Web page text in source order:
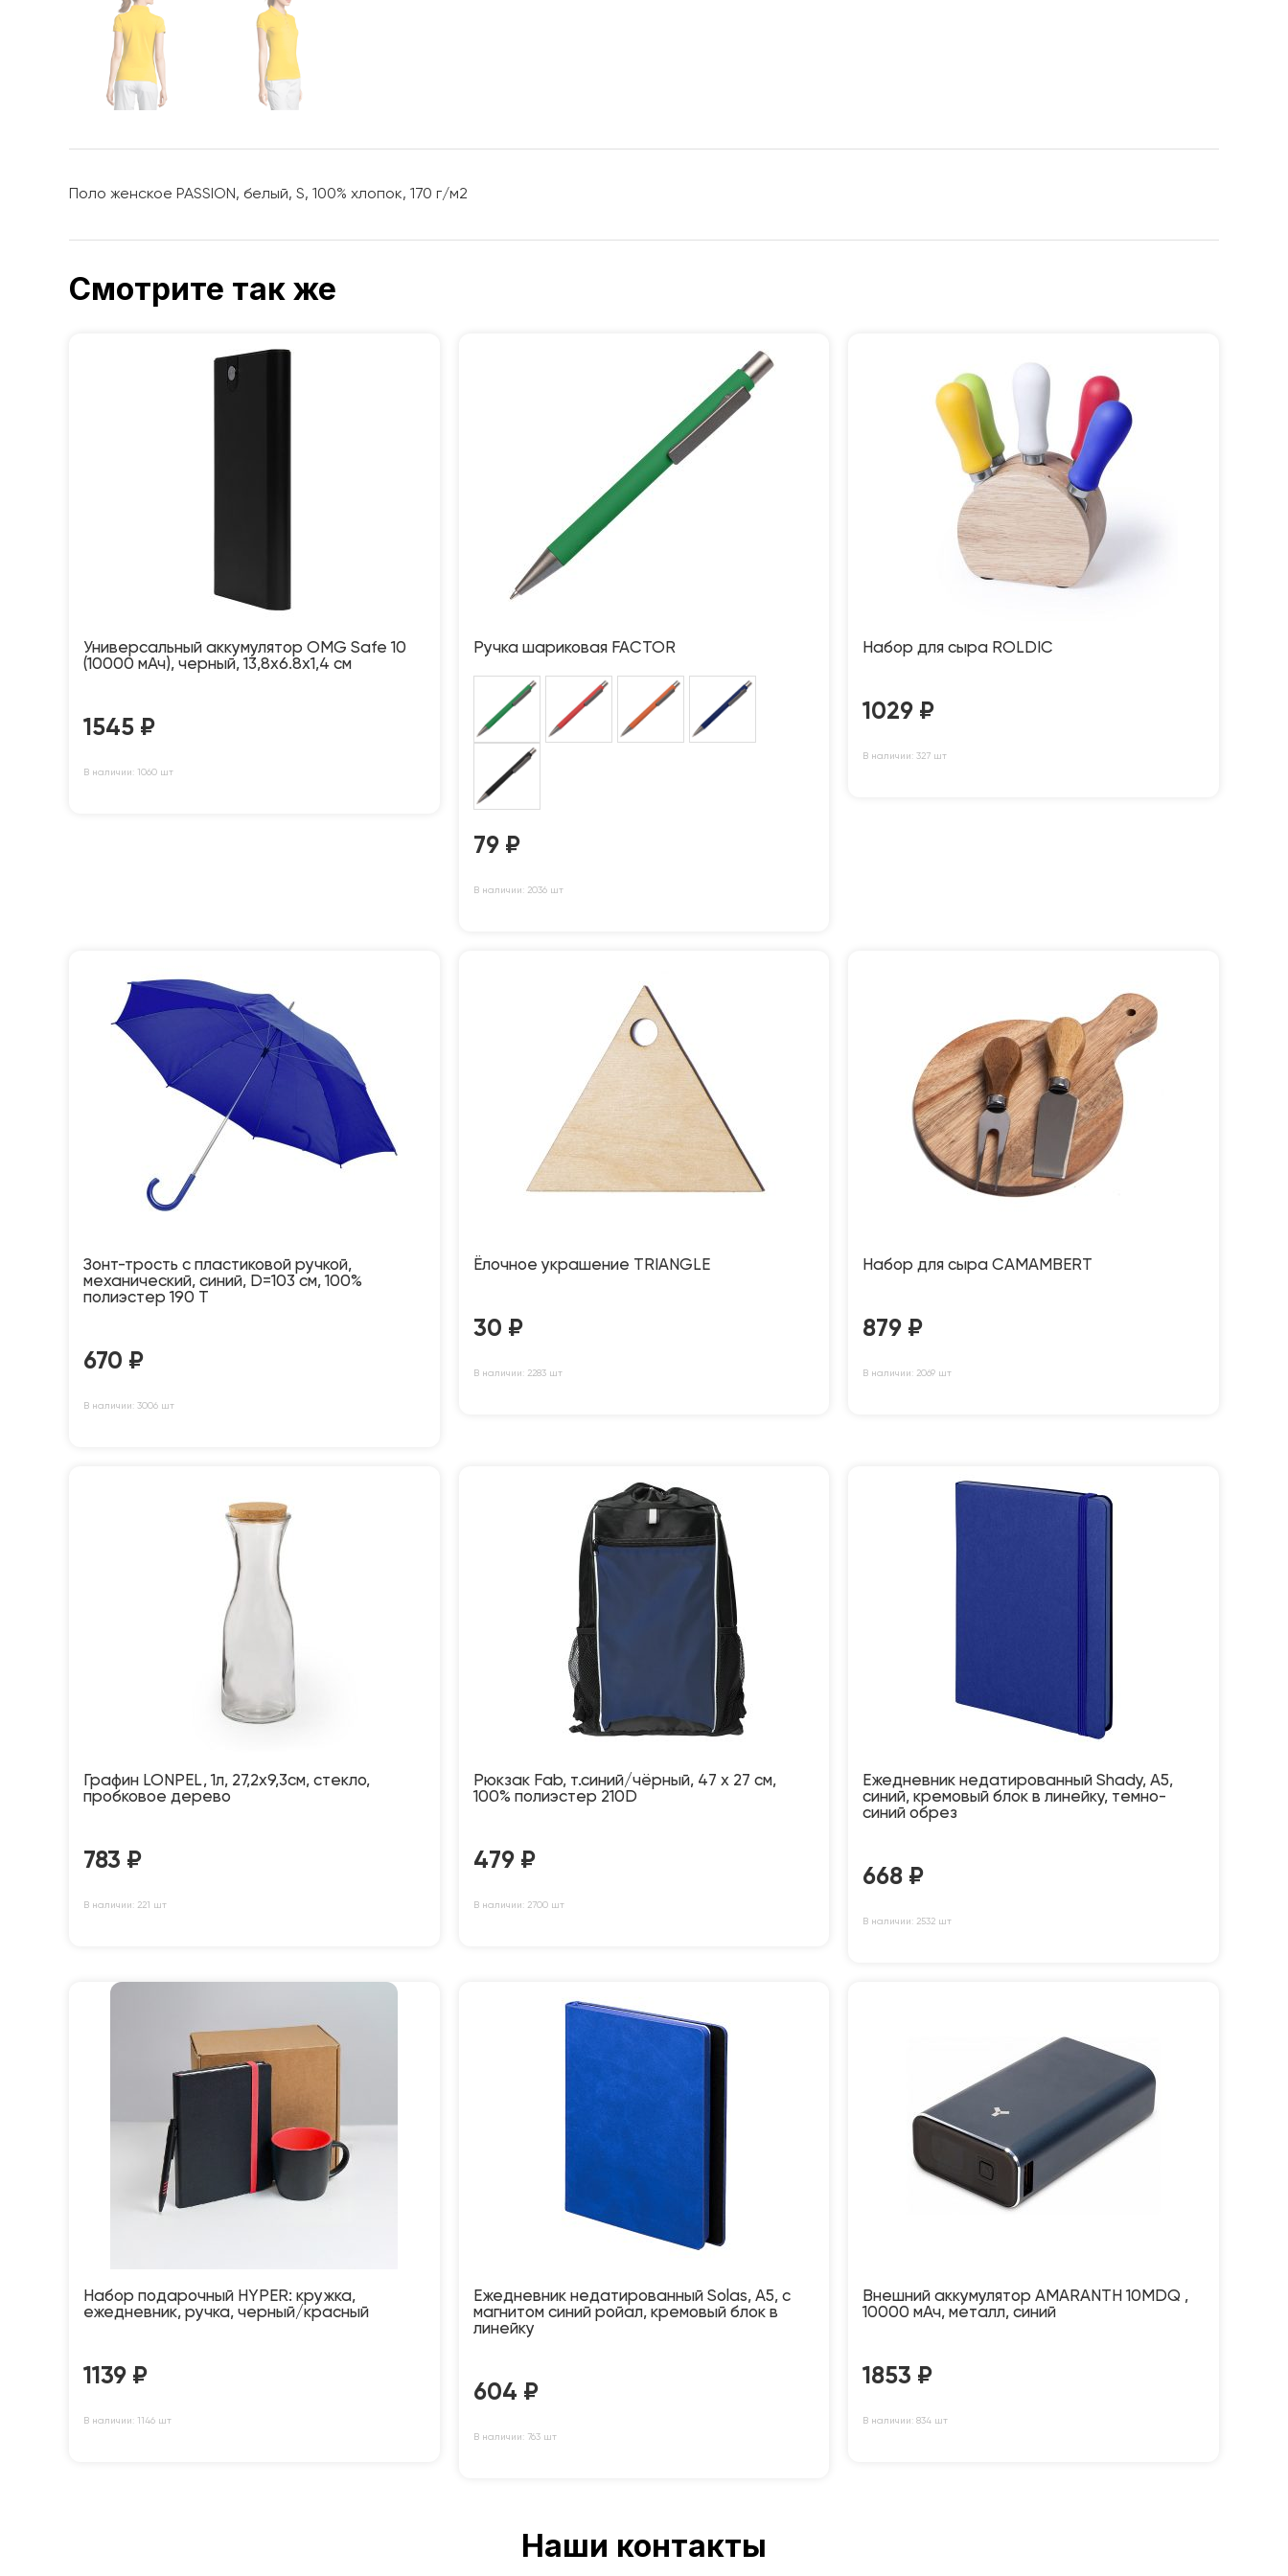
Поло женское PASSION, белый, S, 100% хлопок, 170 г/м2
Смотрите так же
Универсальный аккумулятор OMG Safe 10
(10000 мАч), черный, 13,8х6.8х1,4 см
1545 ₽
В наличии: 1060 шт
Ручка шариковая FACTOR
79 ₽
В наличии: 2036 шт
Набор для сыра ROLDIC
1029 ₽
В наличии: 327 шт
Зонт-трость с пластиковой ручкой,
механический, синий, D=103 см, 100%
полиэстер 190 T
670 ₽
В наличии: 3006 шт
Ёлочное украшение TRIANGLE
30 ₽
В наличии: 2283 шт
Набор для сыра CAMAMBERT
879 ₽
В наличии: 2069 шт
Графин LONPEL, 1л, 27,2х9,3см, стекло,
пробковое дерево
783 ₽
В наличии: 221 шт
Рюкзак Fab, т.синий/чёрный, 47 x 27 см,
100% полиэстер 210D
479 ₽
В наличии: 2700 шт
Ежедневник недатированный Shady, А5,
синий, кремовый блок в линейку, темно-
синий обрез
668 ₽
В наличии: 2532 шт
Набор подарочный HYPER: кружка,
ежедневник, ручка, черный/красный
1139 ₽
В наличии: 1146 шт
Ежедневник недатированный Solas, А5, с
магнитом синий ройал, кремовый блок в
линейку
604 ₽
В наличии: 763 шт
Внешний аккумулятор AMARANTH 10MDQ ,
10000 мАч, металл, синий
1853 ₽
В наличии: 834 шт
Наши контакты